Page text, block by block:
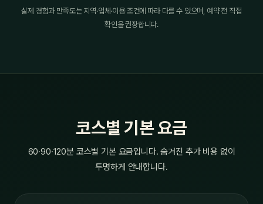
실제 경험과 만족도는 지역·업체·이용 조건에 따라 다를 수 있으며, 예약 전 직접
확인을 권장합니다.
코스별 기본 요금
60·90·120분 코스별 기본 요금입니다. 숨겨진 추가 비용 없이
투명하게 안내합니다.